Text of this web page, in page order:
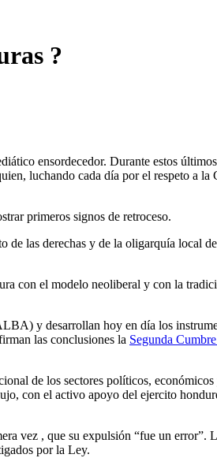
?
ensordecedor. Durante estos
luchando cada día por el respeto a
primeros signos de retroceso.
las derechas y de la oligarquía local
con el modelo neoliberal y con la
y desarrollan hoy en día los
las conclusiones la Segunda
de los sectores políticos,
con el activo apoyo del ejercito
vez , que su expulsión “fue un error”.
por la Ley.